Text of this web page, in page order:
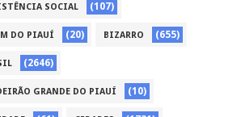
SOCIAL (107)
DO PIAUÍ (20) BIZARRO (655)
(2646)
GRANDE DO PIAUÍ (10)